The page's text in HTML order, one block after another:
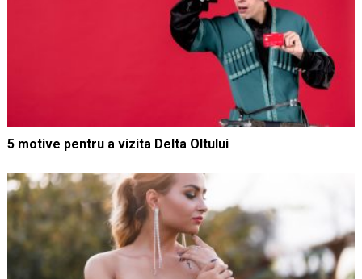
5 motive pentru a vizita Delta Oltului